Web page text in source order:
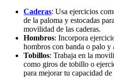
Caderas: Usa ejercicios
de la paloma y estocadas
movilidad de las caderas.
Hombros: Incorpora
hombros con banda o palo y
Tobillos: Trabaja en la
como giros de tobillo o
para mejorar tu capacidad